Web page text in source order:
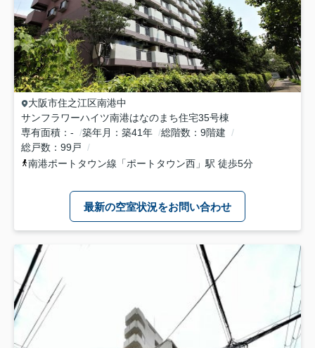
大阪市住之江区南港中
サンフラワーハイツ南港はなのまち住宅35号棟
専有面積
- 築年月 築41年 総階数
9階建
総戸数
99戸
南港ポートタウン線 「ポートタウン西 」駅 徒歩5分
最新の空室状況をお問い合わせ